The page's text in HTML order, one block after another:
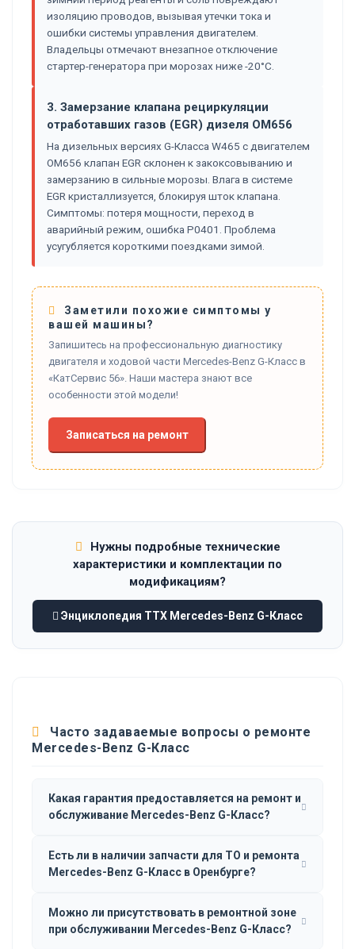
изоляцию проводов, вызывая утечки тока и
ошибки системы управления двигателем.
Владельцы отмечают внезапное отключение
стартер-генератора при морозах ниже -20°C.
3. Замерзание клапана рециркуляции
отработавших газов (EGR) дизеля OM656
На дизельных версиях G-Класса W465 с двигателем
OM656 клапан EGR склонен к закоксовыванию и
замерзанию в сильные морозы. Влага в системе
EGR кристаллизуется, блокируя шток клапана.
Симптомы: потеря мощности, переход в
аварийный режим, ошибка P0401. Проблема
усугубляется короткими поездками зимой.
Заметили похожие симптомы у
вашей машины?
Запишитесь на профессиональную диагностику
двигателя и ходовой части Mercedes-Benz G-Класс в
«КатСервис 56». Наши мастера знают все
особенности этой модели!
Записаться на ремонт
Нужны подробные технические
характеристики и комплектации по
модификациям?
Энциклопедия ТТХ Mercedes-Benz G-Класс
Часто задаваемые вопросы о ремонте
Mercedes-Benz G-Класс
Какая гарантия предоставляется на ремонт и
обслуживание Mercedes-Benz G-Класс?
Есть ли в наличии запчасти для ТО и ремонта
Mercedes-Benz G-Класс в Оренбурге?
Можно ли присутствовать в ремонтной зоне
при обслуживании Mercedes-Benz G-Класс?